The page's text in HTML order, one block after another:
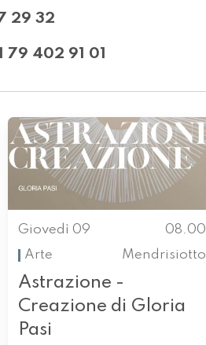
29 32
79 402 91 01
Giovedì 09
08.00
Arte
Mendrisiotto
Astrazione -
Creazione di Gloria
Pasi